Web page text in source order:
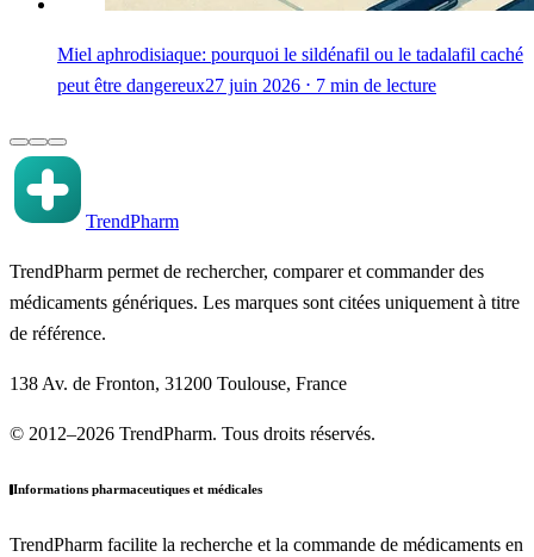
Miel aphrodisiaque: pourquoi le sildénafil ou le tadalafil caché
peut être dangereux27 juin 2026 ⋅ 7 min de lecture
TrendPharm
TrendPharm permet de rechercher, comparer et commander des
médicaments génériques. Les marques sont citées uniquement à titre
de référence.
138 Av. de Fronton, 31200 Toulouse, France
© 2012–2026 TrendPharm. Tous droits réservés.
Informations pharmaceutiques et médicales
TrendPharm facilite la recherche et la commande de médicaments en